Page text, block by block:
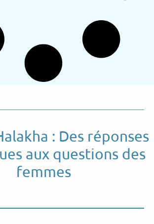
: Des réponses
aux questions des
femmes